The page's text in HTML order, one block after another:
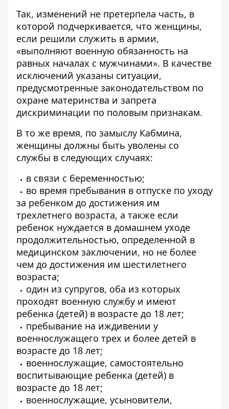
Так, изменений не претерпела часть, в
которой подчеркивается, что женщины,
если решили служить в армии,
«выполняют военную обязанность на
равных началах с мужчинами». В качестве
исключений указаны ситуации,
предусмотренные законодательством по
охране материнства и запрета
дискриминации по половым признакам.
В то же время, по замыслу Кабмина,
женщины должны быть уволены со
службы в следующих случаях:
в связи с беременностью;
во время пребывания в отпуске по уходу
за ребенком до достижения им
трехлетнего возраста, а также если
ребенок нуждается в домашнем уходе
продолжительностью, определенной в
медицинском заключении, но не более
чем до достижения им шестилетнего
возраста;
один из супругов, оба из которых
проходят военную службу и имеют
ребенка (детей) в возрасте до 18 лет;
пребывание на иждивении у
военнослужащего трех и более детей в
возрасте до 18 лет;
военнослужащие, самостоятельно
воспитывающие ребенка (детей) в
возрасте до 18 лет;
военнослужащие, усыновители,